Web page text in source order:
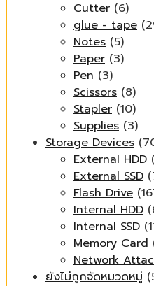
Cutter (6)
glue - tape
Notes (5)
Paper (3)
Pen (3)
Scissors (8)
Stapler (10)
Supplies (3)
Storage Devices
External HDD
External SSD
Flash Drive
Internal HDD
Internal SSD
Memory Card
Network
ยังไม่ถูกจัดหมวดหมู่